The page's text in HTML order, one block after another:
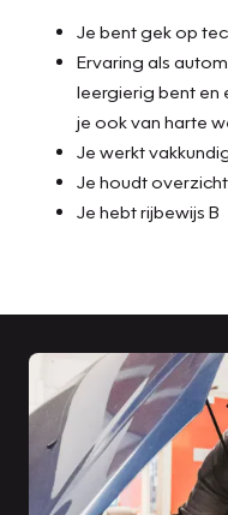
Je bent gek op
Ervaring als
leergierig bent en
je ook van harte
Je werkt
Je houdt
Je hebt rijbewijs B